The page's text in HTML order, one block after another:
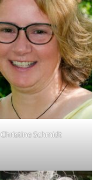
Christine Schmidt